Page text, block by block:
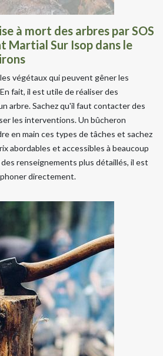
à mort des arbres par SOS
Martial Sur Isop dans le
végétaux qui peuvent gêner les
fait, il est utile de réaliser des
arbre. Sachez qu'il faut contacter des
les interventions. Un bûcheron
en main ces types de tâches et sachez
abordables et accessibles à beaucoup
renseignements plus détaillés, il est
directement.